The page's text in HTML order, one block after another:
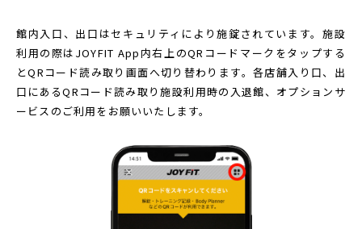
館内入口、出口はセキュリティにより施錠されています。施設
利用の際はJOYFIT App内右上のQRコードマークをタップする
とQRコード読み取り画面へ切り替わります。各店舗入り口、出
口にあるQRコード読み取り施設利用時の入退館、オプションサ
ービスのご利用をお願いいたします。